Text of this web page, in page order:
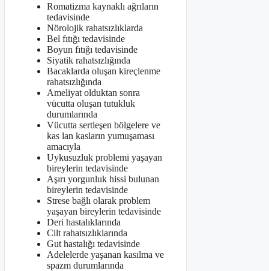
Romatizma kaynaklı ağrıların
tedavisinde
Nörolojik rahatsızlıklarda
Bel fıtığı tedavisinde
Boyun fıtığı tedavisinde
Siyatik rahatsızlığında
Bacaklarda oluşan kireçlenme
rahatsızlığında
Ameliyat olduktan sonra
vücutta oluşan tutukluk
durumlarında
Vücutta sertleşen bölgelere ve
kas lan kasların yumuşaması
amacıyla
Uykusuzluk problemi yaşayan
bireylerin tedavisinde
Aşırı yorgunluk hissi bulunan
bireylerin tedavisinde
Strese bağlı olarak problem
yaşayan bireylerin tedavisinde
Deri hastalıklarında
Cilt rahatsızlıklarında
Gut hastalığı tedavisinde
Adelelerde yaşanan kasılma ve
spazm durumlarında